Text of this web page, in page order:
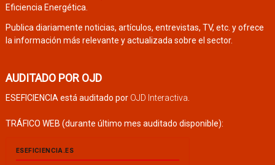
Eficiencia Energética.
Publica diariamente noticias, artículos, entrevistas, TV, etc. y ofrece
la información más relevante y actualizada sobre el sector.
AUDITADO POR OJD
ESEFICIENCIA está auditado por OJD Interactiva
TRÁFICO WEB (durante último mes auditado disponible):